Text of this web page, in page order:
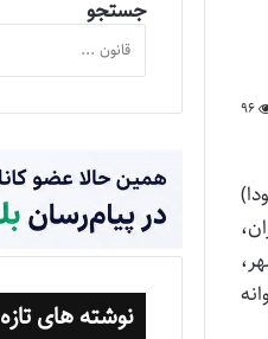
96
جستجو
نوشته های تازه